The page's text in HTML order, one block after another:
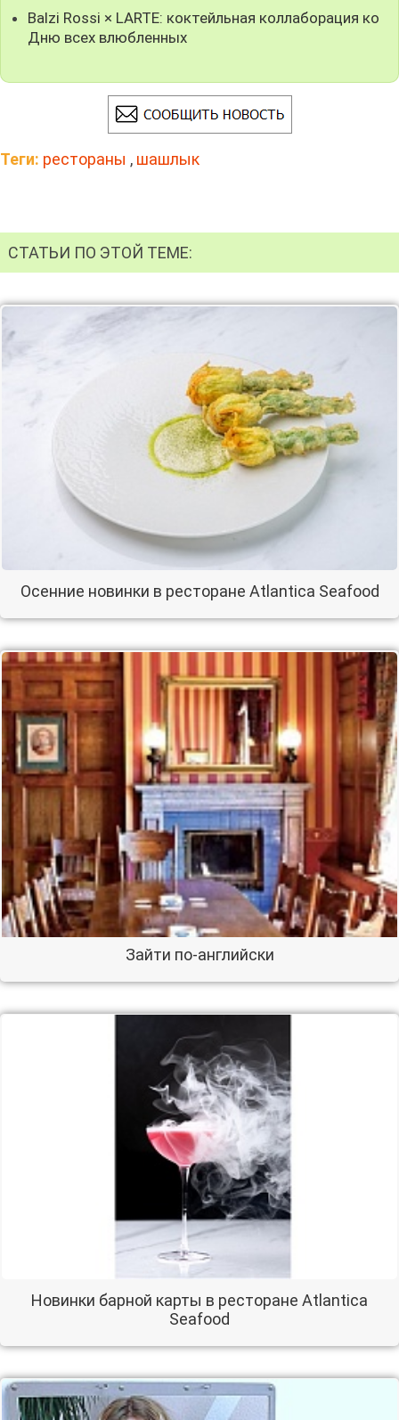
Balzi Rossi × LARTE: коктейльная коллаборация ко
Дню всех влюбленных
Теги: рестораны , шашлык
СТАТЬИ ПО ЭТОЙ ТЕМЕ:
Осенние новинки в ресторане Atlantica Seafood
Зайти по-английски
Новинки барной карты в ресторане Atlantica
Seafood